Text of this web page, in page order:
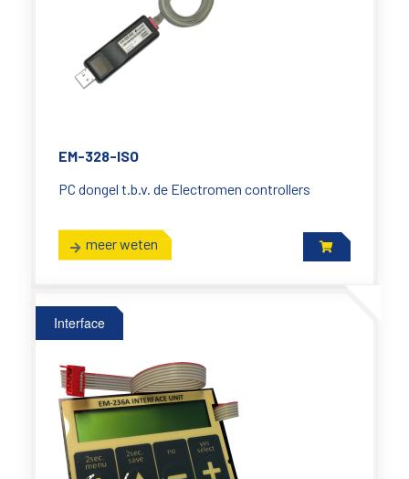
EM-328-ISO
PC dongel t.b.v. de Electromen controllers
meer weten
Interface